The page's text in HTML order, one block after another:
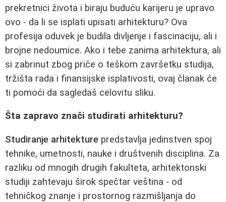
prekretnici života i biraju buduću karijeru je upravo
ovo - da li se isplati upisati arhitekturu? Ova
profesija oduvek je budila divljenje i fascinaciju, ali i
brojne nedoumice. Ako i tebe zanima arhitektura, ali
si zabrinut zbog priče o teškom završetku studija,
tržišta rada i finansijske isplativosti, ovaj članak će
ti pomoći da sagledaš celovitu sliku.
Šta zapravo znači studirati arhitekturu?
Studiranje arhitekture predstavlja jedinstven spoj
tehnike, umetnosti, nauke i društvenih disciplina. Za
razliku od mnogih drugih fakulteta, arhitektonski
studiji zahtevaju širok spečtar veština - od
tehničkog znanje i prostornog razmišljanja do